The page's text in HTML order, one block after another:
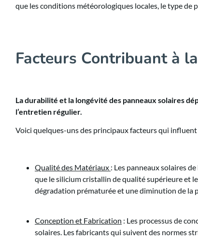
que les conditions météorologiques locales, le type de
Facteurs Contribuant à
La durabilité et la longévité des panneaux solaires
l’entretien régulier.
Voici quelques-uns des principaux facteurs qui
Qualité des Matériaux : Les panneaux solaires
que le silicium cristallin de qualité supérieure et
dégradation prématurée et une diminution de la
Conception et Fabrication : Les processus de
solaires. Les fabricants qui suivent des normes